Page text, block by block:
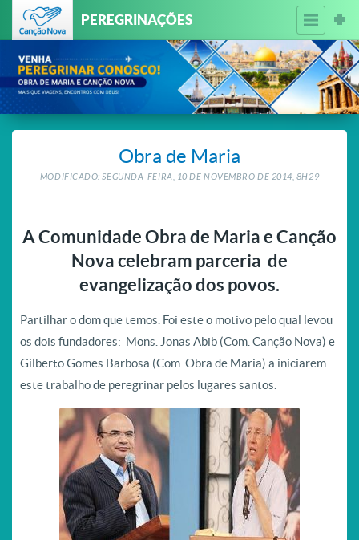
PEREGRINAÇÕES
Obra de Maria
MODIFICADO: SEGUNDA-FEIRA, 10 DENOVEMBRO DE 2014, 8H29
A Comunidade Obra de Maria e Canção
Nova celebram parceria de
evangelização dos povos.
Partilhar o dom que temos. Foi este o motivo pelo qual levou
os dois fundadores: Mons. Jonas Abib (Com. Canção Nova) e
Gilberto Gomes Barbosa (Com. Obra de Maria) a iniciarem
este trabalho de peregrinar pelos lugares santos.